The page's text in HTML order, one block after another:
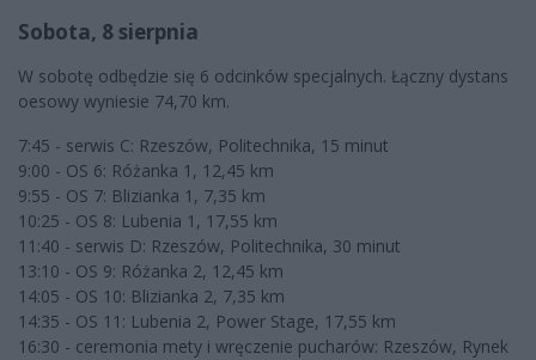
Sobota, 8 sierpnia
W sobotę odbędzie się 6 odcinków specjalnych. Łączny dystans
oesowy wyniesie 74,70 km.
7:45 - serwis C: Rzeszów, Politechnika, 15 minut
9:00 - OS 6: Różanka 1, 12,45 km
9:55 - OS 7: Blizianka 1, 7,35 km
10:25 - OS 8: Lubenia 1, 17,55 km
11:40 - serwis D: Rzeszów, Politechnika, 30 minut
13:10 - OS 9: Różanka 2, 12,45 km
14:05 - OS 10: Blizianka 2, 7,35 km
14:35 - OS 11: Lubenia 2, Power Stage, 17,55 km
16:30 - ceremonia mety i wręczenie pucharów: Rzeszów, Rynek